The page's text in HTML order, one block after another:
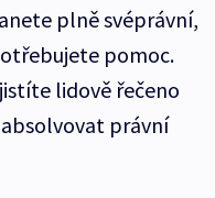
plně svéprávní,
pomoc.
lidově řečeno
právní